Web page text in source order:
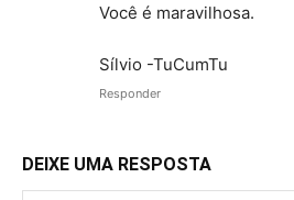
Você é maravilhosa.
Sílvio -TuCumTu
Responder
DEIXE UMA RESPOSTA